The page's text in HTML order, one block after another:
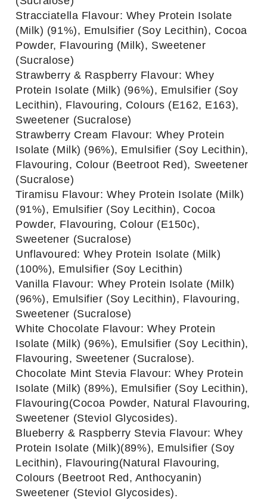
Stracciatella Flavour: Whey Protein Isolate
(Milk) (91%), Emulsifier (Soy Lecithin), Cocoa
Powder, Flavouring (Milk), Sweetener
(Sucralose)
Strawberry & Raspberry Flavour: Whey
Protein Isolate (Milk) (96%), Emulsifier (Soy
Lecithin), Flavouring, Colours (E162, E163),
Sweetener (Sucralose)
Strawberry Cream Flavour: Whey Protein
Isolate (Milk) (96%), Emulsifier (Soy Lecithin),
Flavouring, Colour (Beetroot Red), Sweetener
(Sucralose)
Tiramisu Flavour: Whey Protein Isolate (Milk)
(91%), Emulsifier (Soy Lecithin), Cocoa
Powder, Flavouring, Colour (E150c),
Sweetener (Sucralose)
Unflavoured: Whey Protein Isolate (Milk)
(100%), Emulsifier (Soy Lecithin)
Vanilla Flavour: Whey Protein Isolate (Milk)
(96%), Emulsifier (Soy Lecithin), Flavouring,
Sweetener (Sucralose)
White Chocolate Flavour: Whey Protein
Isolate (Milk) (96%), Emulsifier (Soy Lecithin),
Flavouring, Sweetener (Sucralose).
Chocolate Mint Stevia Flavour: Whey Protein
Isolate (Milk) (89%), Emulsifier (Soy Lecithin),
Flavouring(Cocoa Powder, Natural Flavouring,
Sweetener (Steviol Glycosides).
Blueberry & Raspberry Stevia Flavour: Whey
Protein Isolate (Milk)(89%), Emulsifier (Soy
Lecithin), Flavouring(Natural Flavouring,
Colours (Beetroot Red, Anthocyanin)
Sweetener (Steviol Glycosides).